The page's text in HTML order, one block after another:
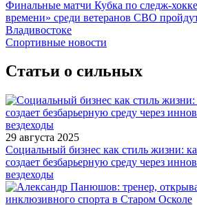
Финальные матчи Кубка по следж-
времени» среди ветеранов СВО
Владивостоке
Спортивные новости
Статьи о сильных
29 августа 2025
Социальный бизнес как стиль жизни:
создает безбарьерную среду через
вездеходы